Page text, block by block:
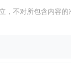
，不对所包含内容